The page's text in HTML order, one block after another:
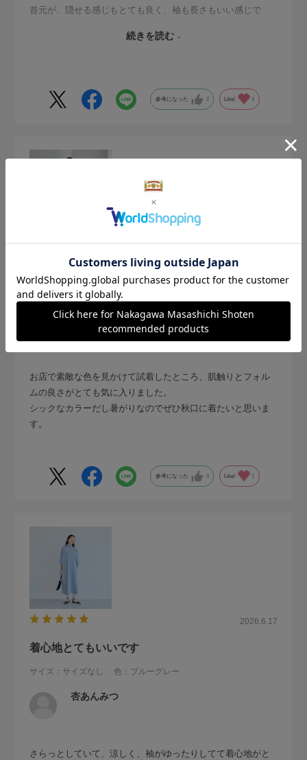
首元が、隠せる感じもとても良く、袖も長さもいい感じで
サラリとした生地で、着た時のラインが綺麗です。
続きを読む
参考になった 2 Like! 4
2026.7.3
強撚綿のワイドワンピース グレー
サイズ：サイズなし 色：グレー
no name
お店で素敵な色を見かけて試着したところ、肌触りとフォル
ムの良さがとても気に入りました。
シックなカラーだし暑がりなのでぜひ秋口に着たいと思いま
す。
参考になった 0 Like! 1
2026.6.17
着心地とてもいいです
サイズ：サイズなし 色：ブルーグレー
杏あんみつ
さらっとしていて、涼しく、袖がゆったりしてて着心地がと